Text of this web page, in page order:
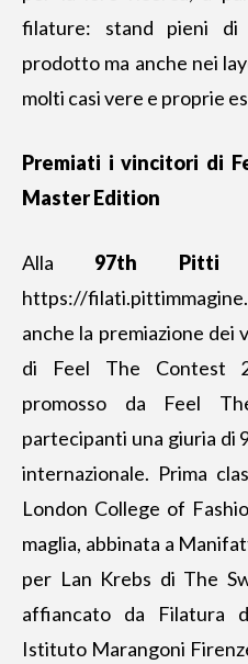
filature: stand pieni
prodotto ma anche nei
molti casi vere e proprie
Premiati i vincitori di
Master Edition
Alla 97th Pitti
https://
anche la premiazione dei
di Feel The Contest
promosso da Feel
partecipanti una giuria di
internazionale. Prima
London College of
maglia, abbinata a
per Lan Krebs di The
affiancato da Filatura
Istituto Marangoni